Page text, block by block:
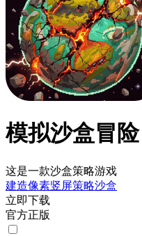
模拟沙盒冒险
这是一款沙盒策略游戏
建造像素竖屏策略沙盒
立即下载
官方正版